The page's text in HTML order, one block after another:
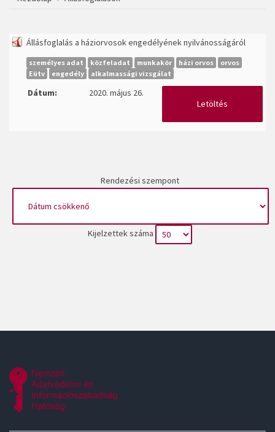
Állásfoglalás a háziorvosok engedélyének nyilvánosságáról
személyes adat közfeladat munkakör házi orvos
orvos
Eütv
engedély alkalmassági vizsgálat
Dátum:
2020. május 26.
Letöltés
Rendezési szempont
Kijelzettek száma